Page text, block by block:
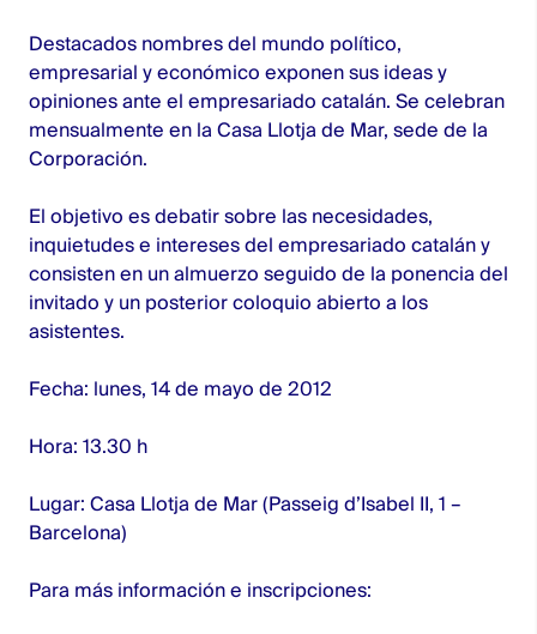
Destacados nombres del mundo político,
empresarial y económico exponen sus ideas y
opiniones ante el empresariado catalán. Se celebran
mensualmente en la Casa Llotja de Mar, sede de la
Corporación.
El objetivo es debatir sobre las necesidades,
inquietudes e intereses del empresariado catalán y
consisten en un almuerzo seguido de la ponencia del
invitado y un posterior coloquio abierto a los
asistentes.
Fecha: lunes, 14 de mayo de 2012
Hora: 13.30 h
Lugar: Casa Llotja de Mar (Passeig d’Isabel II, 1 –
Barcelona)
Para más información e inscripciones: